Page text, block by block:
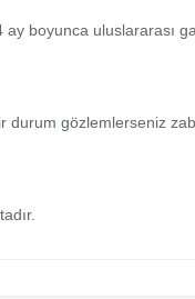
ay boyunca uluslararası
durum gözlemlerseniz